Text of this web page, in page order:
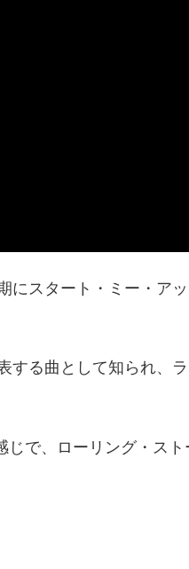
にスタート・ミー・ア
する曲として知られ、
じで、ローリング・スト